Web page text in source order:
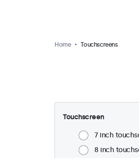
Home Touchscreens
Touchscreen
7 inch
8 inch